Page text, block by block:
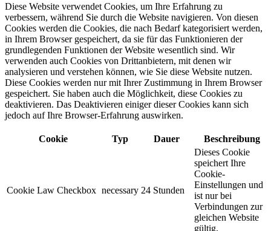
Diese Website verwendet Cookies, um Ihre Erfahrung zu
verbessern, während Sie durch die Website navigieren. Von diesen
Cookies werden die Cookies, die nach Bedarf kategorisiert werden,
in Ihrem Browser gespeichert, da sie für das Funktionieren der
grundlegenden Funktionen der Website wesentlich sind. Wir
verwenden auch Cookies von Drittanbietern, mit denen wir
analysieren und verstehen können, wie Sie diese Website nutzen.
Diese Cookies werden nur mit Ihrer Zustimmung in Ihrem Browser
gespeichert. Sie haben auch die Möglichkeit, diese Cookies zu
deaktivieren. Das Deaktivieren einiger dieser Cookies kann sich
jedoch auf Ihre Browser-Erfahrung auswirken.
Cookie Typ Dauer Beschreibung
Cookie Law Checkbox necessary 24 Stunden
Dieses Cookie
speichert Ihre
Cookie-
Einstellungen und
ist nur bei
Verbindungen zur
gleichen Website
gültig.